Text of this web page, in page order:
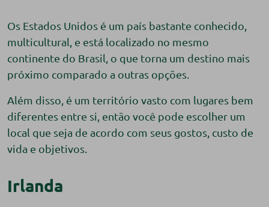
Os Estados Unidos é um país bastante conhecido,
multicultural, e está localizado no mesmo
continente do Brasil, o que torna um destino mais
próximo comparado a outras opções.
Além disso, é um território vasto com lugares bem
diferentes entre si, então você pode escolher um
local que seja de acordo com seus gostos, custo de
vida e objetivos.
Irlanda